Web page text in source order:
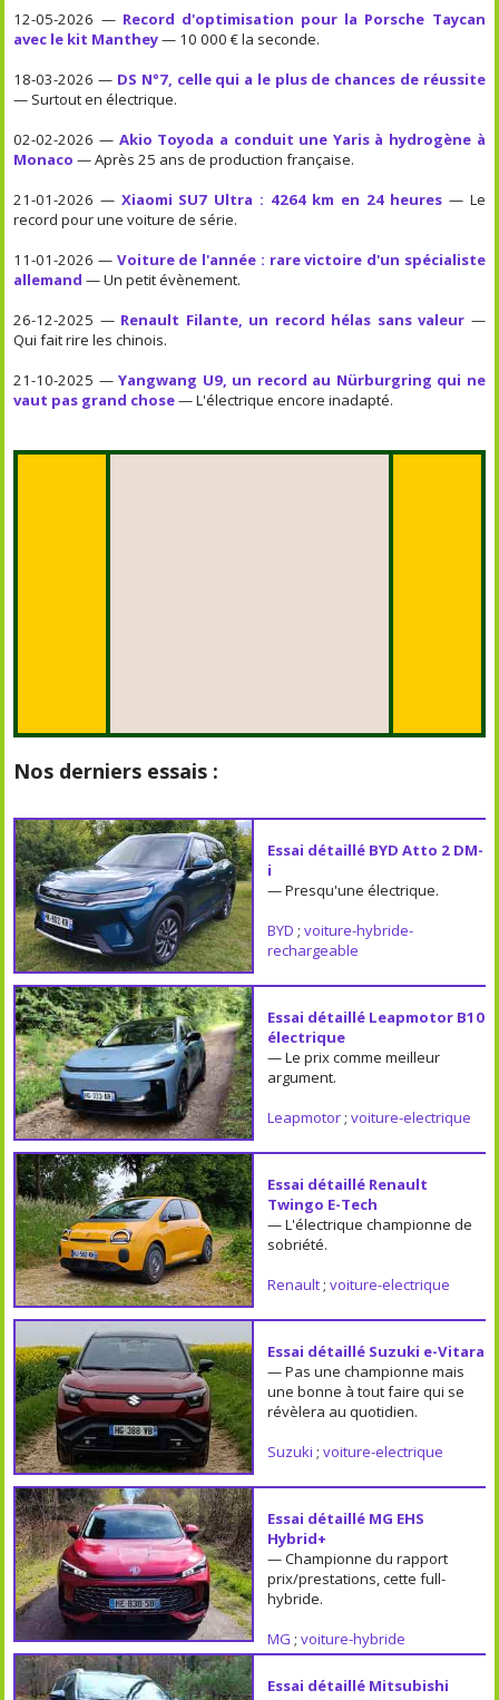
12-05-2026 — Record d'optimisation pour la Porsche Taycan
avec le kit Manthey— 10 000 € la seconde.
18-03-2026 — DS N°7, celle qui a le plus de chances de réussite
— Surtout en électrique.
02-02-2026 — Akio Toyoda a conduit une Yaris à hydrogène à
Monaco — Après 25 ans de production française.
21-01-2026 — Xiaomi SU7 Ultra : 4264 km en 24 heures — Le
record pour une voiture de série.
11-01-2026 — Voiture de l'année : rare victoire d'un spécialiste
allemand — Un petit évènement.
26-12-2025 — Renault Filante, un record hélas sans valeur —
Qui fait rire les chinois.
21-10-2025 —Yangwang U9, un record au Nürburgring qui ne
vaut pas grand chose— L'électrique encore inadapté.
Nos derniers essais :
Essai détaillé BYD Atto 2 DM-
i
— Presqu'une électrique.
BYD ; voiture-hybride-
rechargeable
Essai détaillé Leapmotor B10
électrique
— Le prix comme meilleur
argument.
Leapmotor; voiture-electrique
Essai détaillé Renault
Twingo E-Tech
— L'électrique championne de
sobriété.
Renault; voiture-electrique
Essai détaillé Suzuki e-Vitara
— Pas une championne mais
une bonne à tout faire qui se
révèlera au quotidien.
Suzuki ; voiture-electrique
Essai détaillé MG EHS
Hybrid+
— Championne du rapport
prix/prestations, cette full-
hybride.
MG ; voiture-hybride
Essai détaillé Mitsubishi